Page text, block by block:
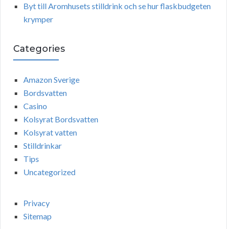
Byt till Aromhusets stilldrink och se hur flaskbudgeten
krymper
Categories
Amazon Sverige
Bordsvatten
Casino
Kolsyrat Bordsvatten
Kolsyrat vatten
Stilldrinkar
Tips
Uncategorized
Privacy
Sitemap